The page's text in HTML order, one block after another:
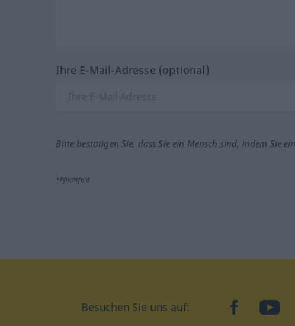
Ihre E-Mail-Adresse (optional)
Bitte bestätigen Sie, dass Sie ein Mensch sind, indem Sie
*Pflichtfeld
Besuchen Sie uns auf: facebook